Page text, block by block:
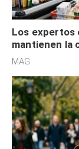
Los expertos
mantienen la
cognitiva,
MAG.